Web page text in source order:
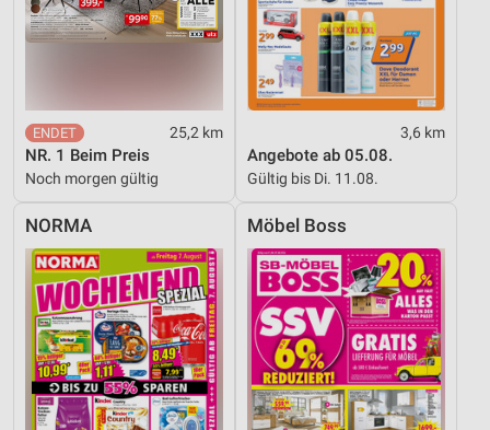
25,2 km
NR. 1 Beim Preis
Noch morgen gültig
3,6 km
Angebote ab 05.08.
Gültig bis Di. 11.08.
NORMA Möbel Boss
Nicht-IAB-Verarbeitungszwecke:
Notwendig
Funktional
Werbung